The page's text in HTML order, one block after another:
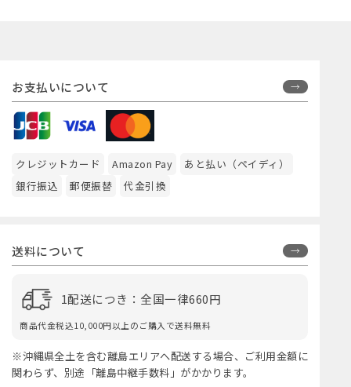
お支払いについて
クレジットカード Amazon Pay
あと払い（ペイディ）
銀行振込
郵便振替 代金引換
送料について
1配送につき：全国一律660円
商品代金税込10,000円以上のご購入で送料無料
※沖縄県全土を含む離島エリアへ配送する場合、ご利用金額に
関わらず、別途「離島中継手数料」がかかります。